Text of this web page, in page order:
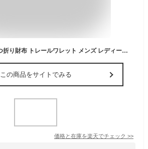
モンベル ミニ財布 三つ折り財布 トレールワレット メンズ レディース ナイロン アウトドア コンパクト おしゃれ ブランド 黒 紺色 青 ブラック ネイビー カーキ オレンジ ブルー mont bell TRAIL WALLET 1133248 [ネコポス発送]
この商品をサイトでみる
価格と在庫を楽天でチェック >>